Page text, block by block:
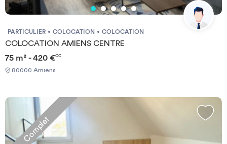
PARTICULIER COLOCATION COLOCATION
COLOCATION AMIENS CENTRE
75 m² - 420 €CC
80000 Amiens
Complet